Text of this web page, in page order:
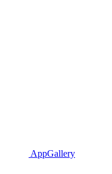
AppGallery